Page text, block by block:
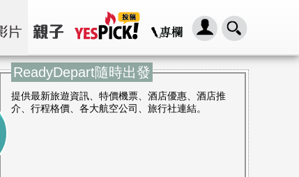
ReadyDepart隨時出發
提供最新旅遊資訊、特價機票、酒店優惠、酒店推
介、行程格價、各大航空公司、旅行社連結。